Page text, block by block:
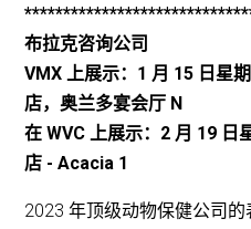
布拉克咨询公司
VMX 上展示：1 月 15 日星
店，奥兰多宴会厅 N
在 WVC 上展示：2 月 19 日
店 - Acacia 1
2023 年顶级动物保健公司